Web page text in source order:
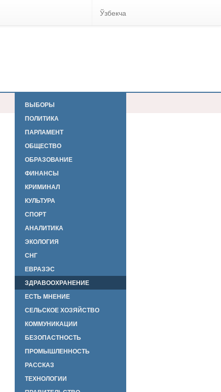
Ўзбекча
ВЫБОРЫ
ПОЛИТИКА
ПАРЛАМЕНТ
ОБЩЕСТВО
ОБРАЗОВАНИЕ
ФИНАНСЫ
КРИМИНАЛ
КУЛЬТУРА
СПОРТ
АНАЛИТИКА
ЭКОЛОГИЯ
СНГ
ЕВРАЗЭС
ЗДРАВООХРАНЕНИЕ
ЕСТЬ МНЕНИЕ
СЕЛЬСКОЕ ХОЗЯЙСТВО
КОММУНИКАЦИИ
БЕЗОПАСТНОСТЬ
ПРОМЫШЛЕННОСТЬ
РАССКАЗ
ТЕХНОЛОГИИ